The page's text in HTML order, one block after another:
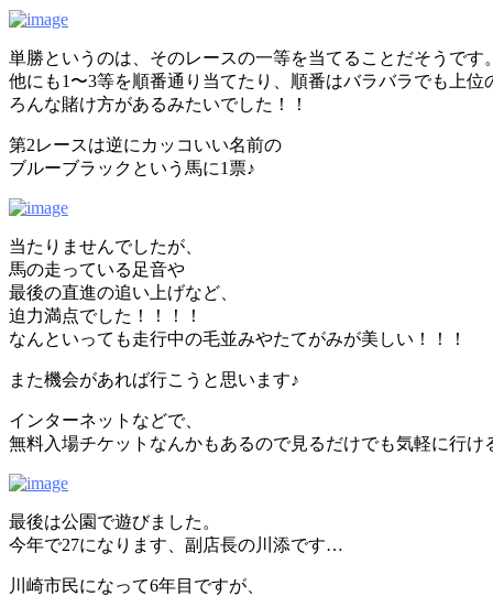
単勝というのは、そのレースの一等を当てることだそうです
他にも1〜3等を順番通り当てたり、順番はバラバラでも上位
ろんな賭け方があるみたいでした！！
第2レースは逆にカッコいい名前の
ブルーブラックという馬に1票♪
当たりませんでしたが、
馬の走っている足音や
最後の直進の追い上げなど、
迫力満点でした！！！！
なんといっても走行中の毛並みやたてがみが美しい！！！
また機会があれば行こうと思います♪
インターネットなどで、
無料入場チケットなんかもあるので見るだけでも気軽に行
最後は公園で遊びました。
今年で27になります、副店長の川添です…
川崎市民になって6年目ですが、